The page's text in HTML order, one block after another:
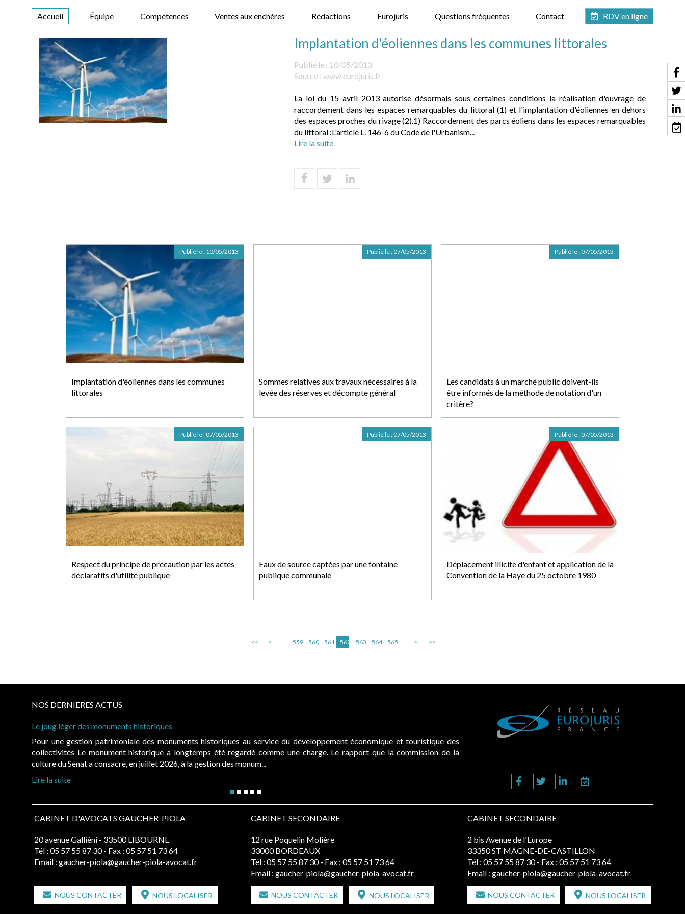
Accueil Équipe Compétences Ventes aux enchères Rédactions Eurojuris Questions fréquentes Contact RDV en ligne
Implantation d'éoliennes dans les communes littorales
Publié le : 10/05/2013
Source : www.eurojuris.fr
La loi du 15 avril 2013 autorise désormais sous certaines conditions la réalisation d'ouvrage de
raccordement dans les espaces remarquables du littoral (1) et l'implantation d'éoliennes en dehors
des espaces proches du rivage (2).1) Raccordement des parcs éoliens dans les espaces remarquables
du littoral :L'article L. 146-6 du Code de l'Urbanism...
Lire la suite
Implantation d'éoliennes dans les communes
littorales
Publié le : 10/05/2013
Sommes relatives aux travaux nécessaires à la
levée des réserves et décompte général
Publié le : 07/05/2013
Les candidats à un marché public doivent-ils
être informés de la méthode de notation d'un
critère?
Publié le : 07/05/2013
Respect du principe de précaution par les actes
déclaratifs d'utilité publique
Publié le : 07/05/2013
Eaux de source captées par une fontaine
publique communale
Publié le : 07/05/2013
Déplacement illicite d'enfant et application de la
Convention de la Haye du 25 octobre 1980
Publié le : 07/05/2013
<< < ... 559 560 561 562 563 564 565... > >>
NOS DERNIERES ACTUS
Le joug léger des monuments historiques
Pour une gestion patrimoniale des monuments historiques au service du développement économique et touristique des
collectivités Le monument historique a longtemps été regardé comme une charge. Le rapport que la commission de la
culture du Sénat a consacré, en juillet 2026, à la gestion des monum...
Lire la suite
CABINET D'AVOCATS GAUCHER-PIOLA
20 avenue Galliéni - 33500 LIBOURNE
Tél : 05 57 55 87 30 - Fax : 05 57 51 73 64
Email : gaucher-piola@gaucher-piola-avocat.fr
NOUS CONTACTER NOUS LOCALISER
CABINET SECONDAIRE
12 rue Poquelin Molière
33000 BORDEAUX
Tél : 05 57 55 87 30 - Fax : 05 57 51 73 64
Email : gaucher-piola@gaucher-piola-avocat.fr
NOUS CONTACTER NOUS LOCALISER
CABINET SECONDAIRE
2 bis Avenue de l'Europe
33350 ST MAGNE-DE-CASTILLON
Tél : 05 57 55 87 30 - Fax : 05 57 51 73 64
Email : gaucher-piola@gaucher-piola-avocat.fr
NOUS CONTACTER NOUS LOCALISER